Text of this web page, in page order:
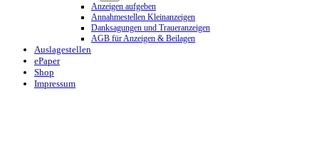
Anzeigen aufgeben
Annahmestellen Kleinanzeigen
Danksagungen und Traueranzeigen
AGB für Anzeigen & Beilagen
Auslagestellen
ePaper
Shop
Impressum